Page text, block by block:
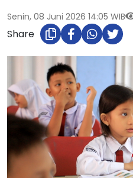
Senin, 08 Juni 2026 14:05 WIB
Share